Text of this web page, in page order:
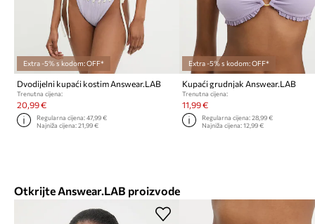
Extra -5% s kodom: OFF*
Dvodijelni kupaći kostim Answear.LAB
Trenutna cijena:
20,99 €
Regularna cijena:47,99 €
Najniža cijena:21,99 €
Extra -5% s kodom: OFF*
Kupaći grudnjak Answear.LAB
Trenutna cijena:
11,99 €
Regularna cijena: 28,99 €
Najniža cijena: 12,99 €
Otkrijte Answear.LAB proizvode